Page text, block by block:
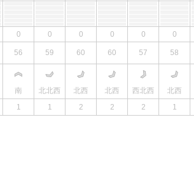
0 0 0 0 0 0
56 59 60 60 57 58
南 北北西 北西 北西 西北西 北西
1 1 2 2 2 1